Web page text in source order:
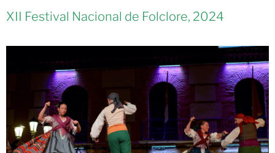
XII Festival Nacional de Folclore, 2024